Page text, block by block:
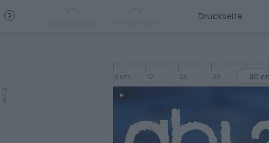
?
0 cm 10 20 30 40
0 cm
90